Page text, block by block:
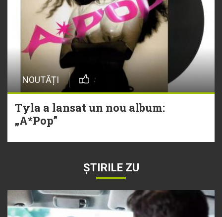
NOUTĂȚI
Tyla a lansat un nou album:
„A*Pop”
ȘTIRILE ZU